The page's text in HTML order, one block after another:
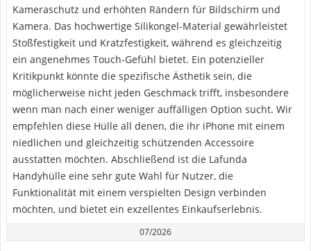
Kameraschutz und erhöhten Rändern für Bildschirm und
Kamera. Das hochwertige Silikongel-Material gewährleistet
Stoßfestigkeit und Kratzfestigkeit, während es gleichzeitig
ein angenehmes Touch-Gefühl bietet. Ein potenzieller
Kritikpunkt könnte die spezifische Ästhetik sein, die
möglicherweise nicht jeden Geschmack trifft, insbesondere
wenn man nach einer weniger auffälligen Option sucht. Wir
empfehlen diese Hülle all denen, die ihr iPhone mit einem
niedlichen und gleichzeitig schützenden Accessoire
ausstatten möchten. Abschließend ist die Lafunda
Handyhülle eine sehr gute Wahl für Nutzer, die
Funktionalität mit einem verspielten Design verbinden
möchten, und bietet ein exzellentes Einkaufserlebnis.
07/2026